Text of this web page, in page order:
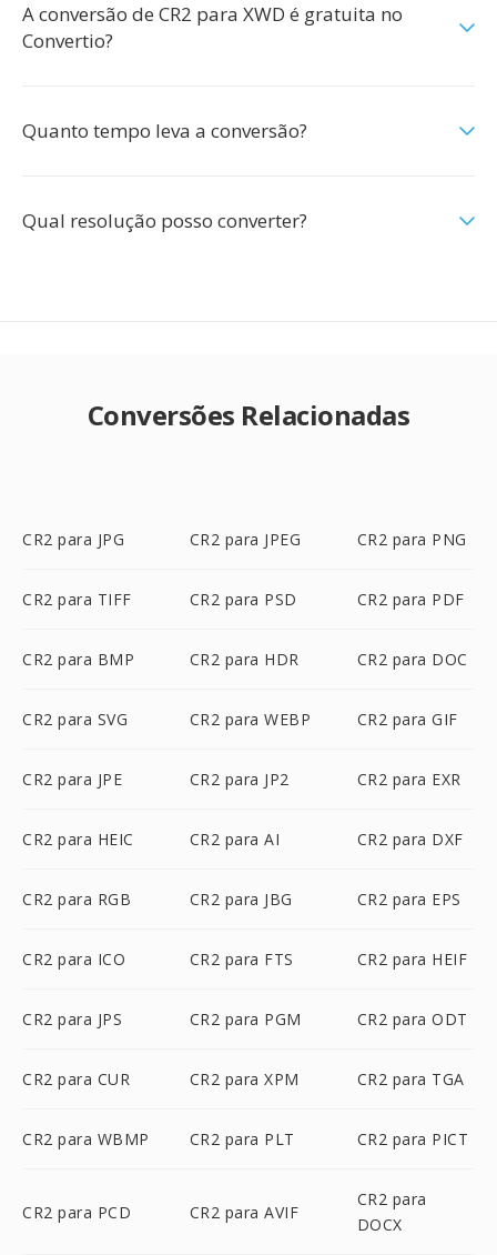
A conversão de CR2 para XWD é gratuita no
Convertio?
Quanto tempo leva a conversão?
Qual resolução posso converter?
Conversões Relacionadas
CR2 para JPG CR2 para JPEG CR2 para PNG
CR2 para TIFF CR2 para PSD CR2 para PDF
CR2 para BMP CR2 para HDR CR2 para DOC
CR2 para SVG CR2 para WEBP CR2 para GIF
CR2 para JPE CR2 para JP2 CR2 para EXR
CR2 para HEIC CR2 para AI CR2 para DXF
CR2 para RGB CR2 para JBG CR2 para EPS
CR2 para ICO CR2 para FTS CR2 para HEIF
CR2 para JPS CR2 para PGM CR2 para ODT
CR2 para CUR CR2 para XPM CR2 para TGA
CR2 para WBMP CR2 para PLT CR2 para PICT
CR2 para PCD CR2 para AVIF
CR2 para
DOCX